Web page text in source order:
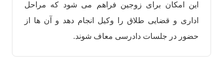
این امکان برای زوجین فراهم می شود که مراحل
اداری و قضایی طلاق را وکیل انجام دهد و ‌آن ها از
حضور در جلسات دادرسی معاف شوند.